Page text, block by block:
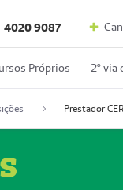
4020 9087
Próprios 2º via